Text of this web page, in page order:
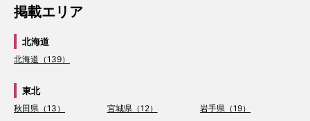
掲載エリア
北海道
北海道（139）
東北
秋田県（13） 宮城県（12）
岩手県（19）